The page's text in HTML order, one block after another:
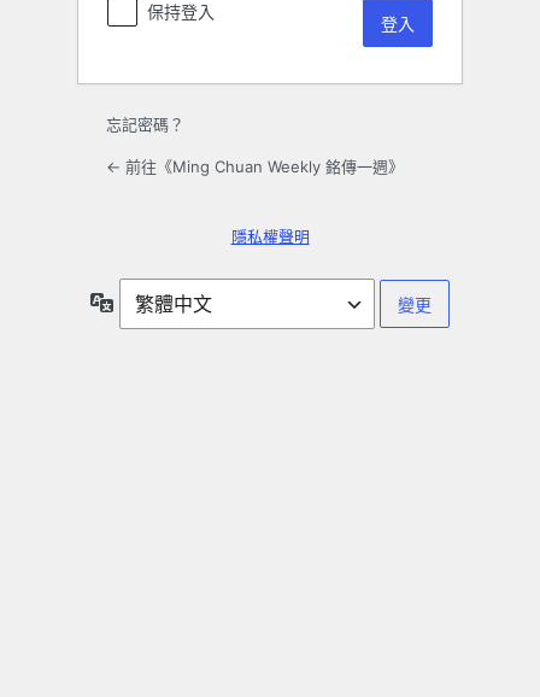
保持登入
忘記密碼？
← 前往《Ming Chuan Weekly 銘傳一週》
隱私權聲明
言